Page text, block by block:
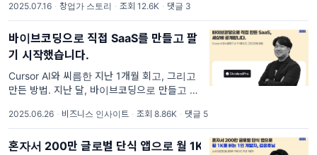
발자가 있어요. Vooster.ai의 개발자, 최수민
(커서맛피아)님입니다. 수민님은 토스 출신 개
발자인데요. 최근 창업한
2025.07.16 · 창업가 스토리 · 조회 12.6K · 댓글 3
바이브코딩으로 직접 SaaS를 만들고 팔
기 시작했습니다.
Cursor AI와 씨름한 지난 1개월 회고, 그리고
만든 방법. 지난 달, 바이브코딩으로 만들고 있
께서 호응해주셔서, 감사한 경험이었어요. 도전
을 예쁘게 봐주신 분도 있지만, 해킹을 시도하
는 등
2025.06.26 · 비즈니스 인사이트 · 조회 8.86K · 댓글 5
혼자서 200만 글로벌 단식 앱으로 월 1K